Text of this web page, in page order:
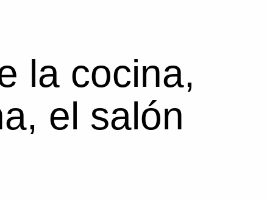
la cocina,
el salón